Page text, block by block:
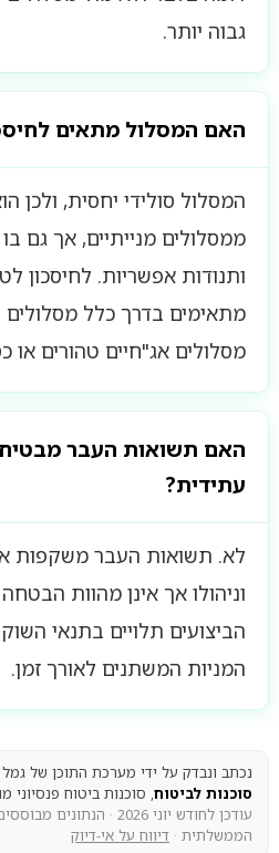
גבוה יותר.
האם המסלול מתאים
המסלול סולידי יחסית, ולכן
ממסלולים מנייתיים, אך גם בו
ותנודות אפשריות. לחיסכון
מתאימים בדרך כלל מסלולים
מסלולים אג"חיים טהורים או
האם תשואות העבר
עתידית?
לא. תשואות העבר משקפות
וניהולו אך אינן מהוות
הביצועים תלויים בתנאי
המניות המשתנים לאורך זמן.
נכתב ונבדק על ידי מערכת התוכן של גמל
סוכנות לביטוח, סוכנות ביטוח פנסיוני
עודכן לחודש יוני 2026 ·
הממשלתית · דיווח על אי-דיוק